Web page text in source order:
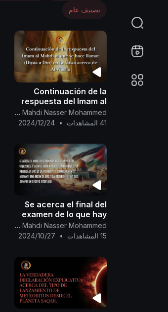
تصنيف عام
Continuación de la
respuesta del Imam al
Mahdi al que se hace
llamar (Diyaa a-Din) en
Canal Oficial Del Imam Al Mahdi Nasser Mohammed
41 المشاهدات
•
2024/12/24
Se acerca el final del
examen de lo que hay
en los corazones
Canal Oficial Del Imam Al Mahdi Nasser Mohammed
15 المشاهدات
•
2024/10/27